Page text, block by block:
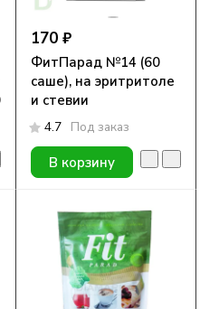
170 ₽
ФитПарад №14 (60
саше), на эритритоле
и стевии
4.7 Под заказ
В корзину